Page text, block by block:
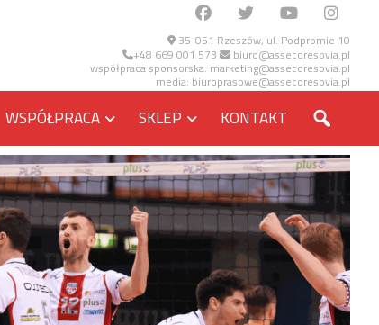
35-051 Rzeszów, ul. Podpromie 10
+48 669 001 573 biuro@assecoresovia.pl
współpraca sponsorska: marketing@assecoresovia.pl
media: biuroprasowe@assecoresovia.pl
WSPÓŁPRACA SKLEP KONTAKT